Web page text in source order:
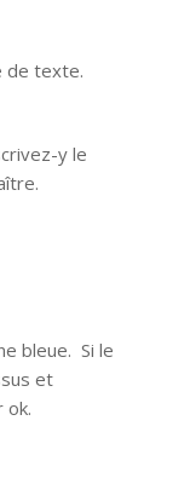
de texte.
y le
bleue. Si le
et
ok.